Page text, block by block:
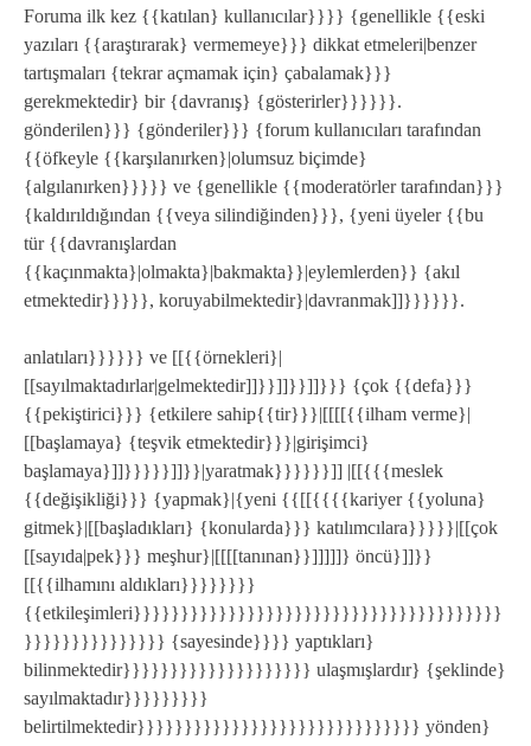
Foruma ilk kez {{katılan} kullanıcılar}}}} {genellikle {{eski
yazıları {{araştırarak} vermemeye}}} dikkat etmeleri|benzer
tartışmaları {tekrar açmamak için} çabalamak}}}
gerekmektedir} bir {davranış} {gösterirler}}}}}}.
gönderilen}}} {gönderiler}}} {forum kullanıcıları tarafından
{{öfkeyle {{karşılanırken}|olumsuz biçimde}
{algılanırken}}}}} ve {genellikle {{moderatörler tarafından}}}
{kaldırıldığından {{veya silindiğinden}}}, {yeni üyeler {{bu
tür {{davranışlardan
{{kaçınmakta}|olmakta}|bakmakta}}|eylemlerden}} {akıl
etmektedir}}}}}, koruyabilmektedir}|davranmak]]}}}}}}.
anlatıları}}}}}} ve [[{{örnekleri}|
[[sayılmaktadırlar|gelmektedir]]}}]]}}]]}}} {çok {{defa}}}
{{pekiştirici}}} {etkilere sahip{{tir}}}|[[[[{{ilham verme}|
[[başlamaya} {teşvik etmektedir}}}|girişimci}
başlamaya}]]}}}}}]]}}|yaratmak}}}}}}]] |[[{{{meslek
{{değişikliği}}} {yapmak}|{yeni {{[[{{{{kariyer {{yoluna}
gitmek}|[[başladıkları} {konularda}}} katılımcılara}}}}}|[[çok
[[sayıda|pek}}} meşhur}|[[[[tanınan}}]]]]]} öncü}]]}}
[[{{ilhamını aldıkları}}}}}}}}
{{etkileşimleri}}}}}}}}}}}}}}}}}}}}}}}}}}}}}}}}}}}}}}}
}}}}}}}}}}}}}}} {sayesinde}}}} yaptıkları}
bilinmektedir}}}}}}}}}}}}}}}}}}}} ulaşmışlardır} {şeklinde}
sayılmaktadır}}}}}}}}}
belirtilmektedir}}}}}}}}}}}}}}}}}}}}}}}}}}}}}} yönden}